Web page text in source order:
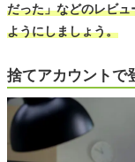
だった」などのレビ
ようにしましょう。
捨てアカウントで